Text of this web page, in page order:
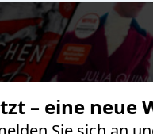
– eine